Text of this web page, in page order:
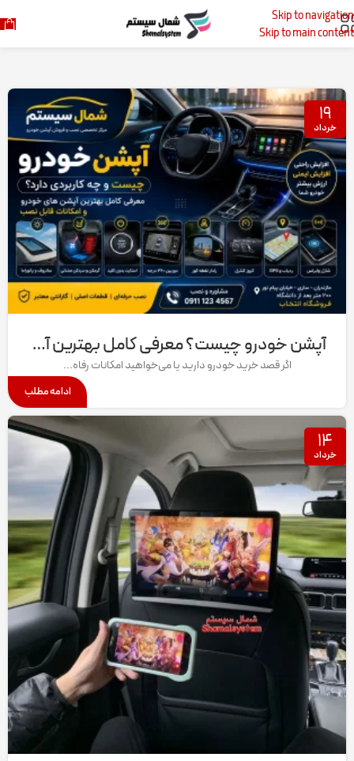
Skip to navigation
Skip to main content
خانه پست‌های برچسب زده شده "مانیتور اندروید اپتیما گلستان"
۱۹
خرداد
آپشن خودرو چیست؟ معرفی کامل بهترین آپشن های خودرو و امکانات قابل نصب
اگر قصد خرید خودرو دارید یا می‌خواهید امکانات رفاه...
ادامه مطلب
۱۴
خرداد